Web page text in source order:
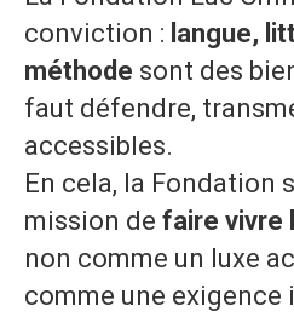
conviction : langue,
méthode sont des
faut défendre,
accessibles.
En cela, la Fondation
mission de faire vivre
non comme un luxe
comme une